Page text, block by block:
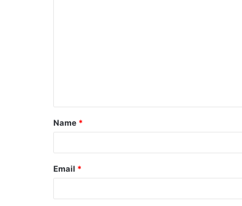
Name *
Email *